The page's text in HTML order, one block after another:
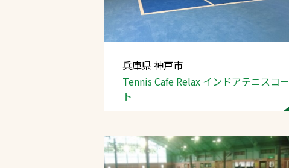
兵庫県 神戸市
Tennis Cafe Relax インドアテニスコー
ト